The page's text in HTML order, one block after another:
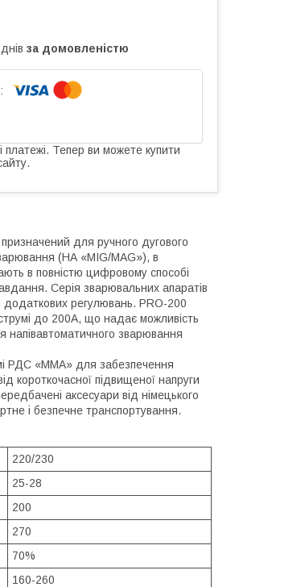
за домовленістю
платежі. Тепер ви можете купити
для ручного дугового
(НА «MIG/MAG»), в
в повністю цифровому способі
Серія зварювальних апаратів
регулювань. PRO-200
до 200А, що надає можливість
зварювання
РДС «MMA» для забезпечення
короткочасної підвищеної напруги
аксесуари від німецького
і безпечне транспортування.
220/230
25-28
200
270
70%
160-260